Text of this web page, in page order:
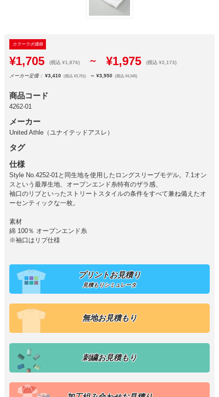
カラーラボ価格
¥1,705 (税込 ¥1,876) ～ ¥1,975 (税込 ¥2,173)
メーカー定価： ¥3,410 (税込 ¥3,751) ～ ¥3,950 (税込 ¥4,345)
商品コード
4262-01
メーカー
United Athle（ユナイテッドアスレ）
タグ
仕様
Style No.4252-01と同生地を使用したロングスリーブモデル。7.1オン
スという最厚生地、オープンエンド糸特有のザラ感、
袖口のリブといったストリートスタイルの条件をすべて兼ね備えたオ
ーセンティックな一枚。
素材
綿 100％ オープンエンド糸
※袖口はリブ仕様
プリントお見積り
見積もりシミュレータ
無地お見積もり
刺繍お見積もり